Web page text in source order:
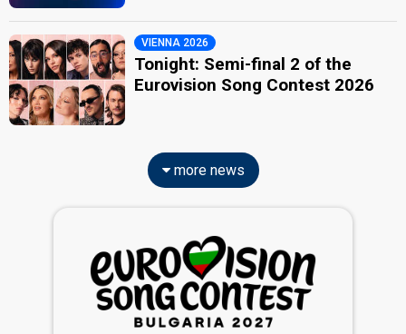
VIENNA 2026
Tonight: Semi-final 2 of the
Eurovision Song Contest 2026
more news